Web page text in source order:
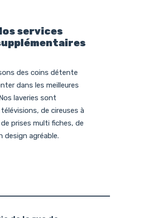
services
des coins détente
dans les meilleures
laveries sont
de cireuses à
prises multi fiches, de
design agréable.